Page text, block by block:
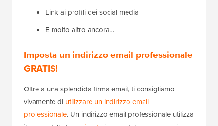
Link ai profili dei social media
E molto altro ancora…
Imposta un indirizzo email professionale
GRATIS!
Oltre a una splendida firma email, ti consigliamo
vivamente di utilizzare un indirizzo email
professionale. Un indirizzo email professionale utilizza